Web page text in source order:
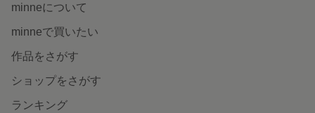
minneについて
minneで買いたい
作品をさがす
ショップをさがす
ランキング